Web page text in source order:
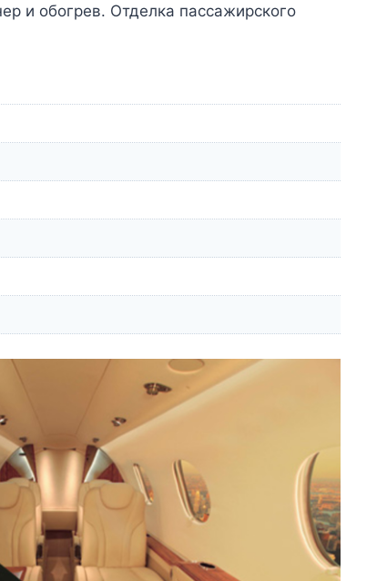
и обогрев. Отделка пассажирского